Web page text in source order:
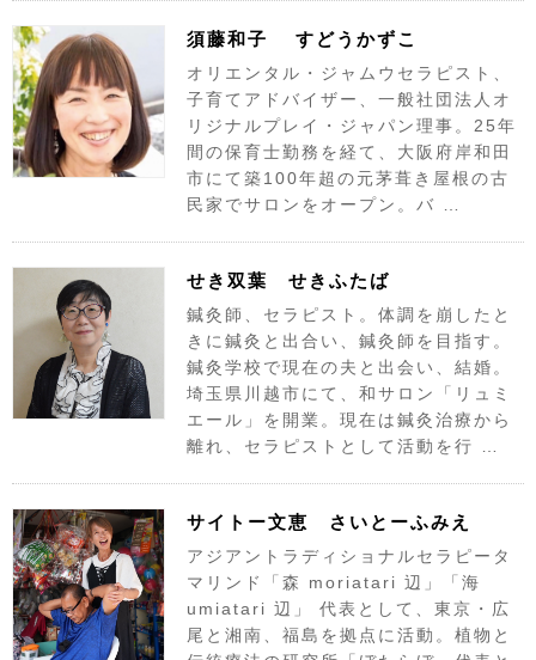
須藤和子 すどうかずこ
オリエンタル・ジャムウセラピスト、
子育てアドバイザー、一般社団法人オ
リジナルプレイ・ジャパン理事。25年
間の保育士勤務を経て、大阪府岸和田
市にて築100年超の元茅葺き屋根の古
民家でサロンをオープン。バ …
せき双葉 せきふたば
鍼灸師、セラピスト。体調を崩したと
きに鍼灸と出合い、鍼灸師を目指す。
鍼灸学校で現在の夫と出会い、結婚。
埼玉県川越市にて、和サロン「リュミ
エール」を開業。現在は鍼灸治療から
離れ、セラピストとして活動を行 …
サイトー文恵 さいとーふみえ
アジアントラディショナルセラピータ
マリンド「森 moriatari 辺」「海
umiatari 辺」 代表として、東京・広
尾と湘南、福島を拠点に活動。植物と